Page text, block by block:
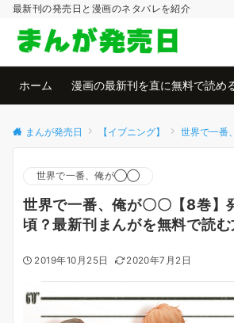
最新刊の発売日と漫画のネタバレを紹介
ホーム 漫画の最新刊を直に無料で読め
まんが発売日 【イブニング】 世界で一
世界で一番、俺が◯◯
世界で一番、俺が〇〇【8巻】
頃？最新刊まんがを無料で読む
2019年10月25日 2020年7月2日